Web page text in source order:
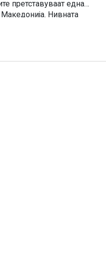
претставуваат една
Нивната
живот оставиле